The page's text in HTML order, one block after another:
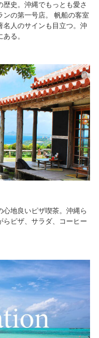
史。沖縄でもっとも愛さ
の第一号店。 帆船の客室
名人のサインも目立つ。沖
る。
地良いピザ喫茶。沖縄ら
らピザ、サラダ、コーヒー